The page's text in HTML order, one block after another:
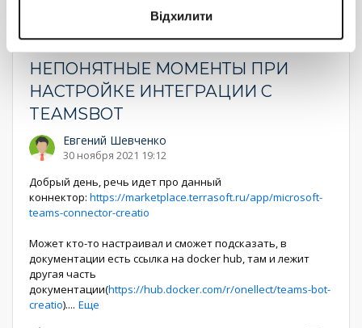
Відхилити
документация
Service_Creatio #7.18
НЕПОНЯТНЫЕ МОМЕНТЫ ПРИ
НАСТРОЙКЕ ИНТЕГРАЦИИ С
TEAMSBOT
Евгений Шевченко
30 ноября 2021 19:12
Добрый день, речь идет про данный
коннектор: https://marketplace.terrasoft.ru/app/microsoft-
teams-connector-creatio
Может кто-то настраивал и сможет подсказать, в
документации есть ссылка на docker hub, там и лежит
другая часть
документации(https://hub.docker.com/r/onellect/teams-bot-
creatio).... Еще